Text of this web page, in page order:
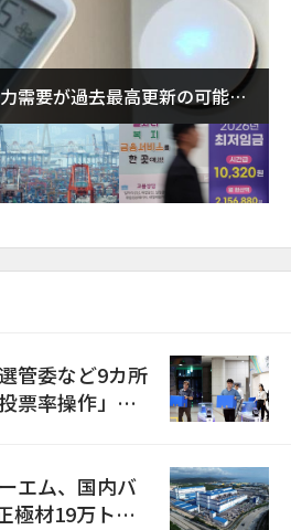
需要が過去最高更新の可能性
管委など9カ所
票率操作」の
エム、国内バ
極材19万トン